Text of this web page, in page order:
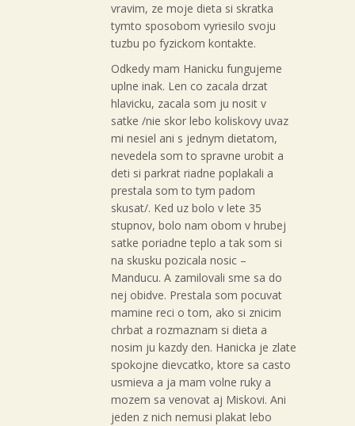
vravim, ze moje dieta si skratka
tymto sposobom vyriesilo svoju
tuzbu po fyzickom kontakte.
Odkedy mam Hanicku fungujeme
uplne inak. Len co zacala drzat
hlavicku, zacala som ju nosit v
satke /nie skor lebo koliskovy uvaz
mi nesiel ani s jednym dietatom,
nevedela som to spravne urobit a
deti si parkrat riadne poplakali a
prestala som to tym padom
skusat/. Ked uz bolo v lete 35
stupnov, bolo nam obom v hrubej
satke poriadne teplo a tak som si
na skusku pozicala nosic –
Manducu. A zamilovali sme sa do
nej obidve. Prestala som pocuvat
mamine reci o tom, ako si znicim
chrbat a rozmaznam si dieta a
nosim ju kazdy den. Hanicka je zlate
spokojne dievcatko, ktore sa casto
usmieva a ja mam volne ruky a
mozem sa venovat aj Miskovi. Ani
jeden z nich nemusi plakat lebo